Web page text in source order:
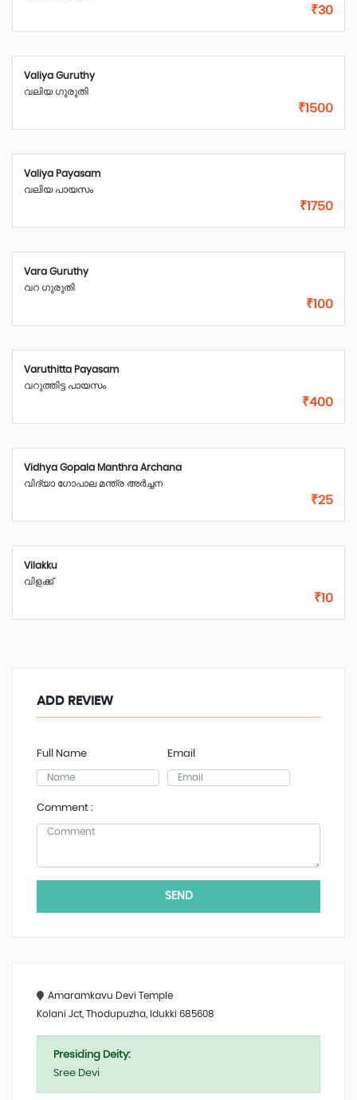
₹30
Valiya Guruthy
വലിയ ഗുരുതി
₹1500
Valiya Payasam
വലിയ പായസം
₹1750
Vara Guruthy
വറ ഗുരുതി
₹100
Varuthitta Payasam
വറുത്തിട്ട പായസം
₹400
Vidhya Gopala Manthra Archana
വിദ്യാ ഗോപാല മന്ത്ര അർച്ചന
₹25
Vilakku
വിളക്ക്
₹10
ADD REVIEW
Full Name Email
Comment :
SEND
Amaramkavu Devi Temple
Kolani Jct, Thodupuzha, Idukki 685608
Presiding Deity:
Sree Devi